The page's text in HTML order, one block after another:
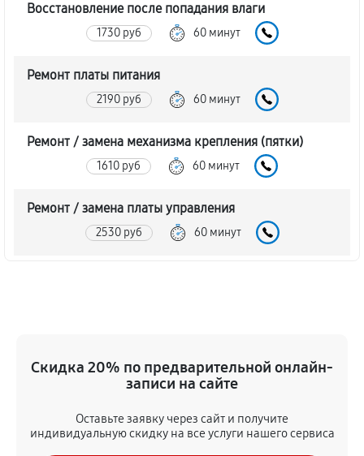
Восстановление после попадания влаги
1730 руб 60 минут
Ремонт платы питания
2190 руб 60 минут
Ремонт / замена механизма крепления (пятки)
1610 руб 60 минут
Ремонт / замена платы управления
2530 руб 60 минут
2070 руб 60 минут
2070 руб 60 минут
Скидка 20% по предварительной онлайн-
записи на сайте
Оставьте заявку через сайт и получите
индивидуальную скидку на все услуги нашего сервиса